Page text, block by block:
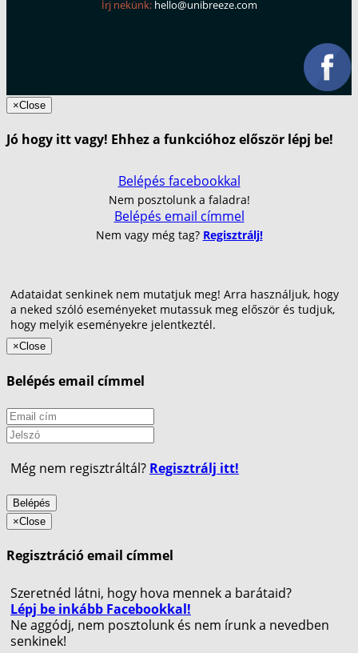
Írj nekünk: hello@unibreeze.com
×Close
Jó hogy itt vagy! Ehhez a funkcióhoz először lépj be!
Belépés facebookkal
Nem posztolunk a faladra!
Belépés email címmel
Nem vagy még tag? Regisztrálj!
Adataidat senkinek nem mutatjuk meg! Arra használjuk, hogy
a neked szóló eseményeket mutassuk meg először és tudjuk,
hogy melyik eseményekre jelentkeztél.
×Close
Belépés email címmel
Még nem regisztráltál? Regisztrálj itt!
Belépés
×Close
Regisztráció email címmel
Szeretnéd látni, hogy hova mennek a barátaid?
Lépj be inkább Facebookkal!
Ne aggódj, nem posztolunk és nem írunk a nevedben
senkinek!